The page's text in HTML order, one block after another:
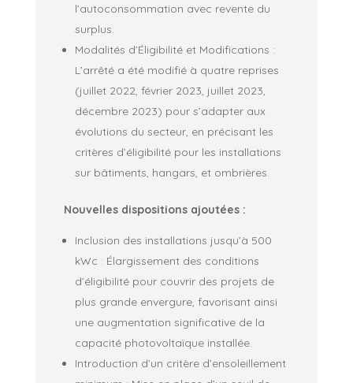
l’autoconsommation avec revente du
surplus.
Modalités d’Éligibilité et Modifications :
L’arrêté a été modifié à quatre reprises
(juillet 2022, février 2023, juillet 2023,
décembre 2023) pour s’adapter aux
évolutions du secteur, en précisant les
critères d’éligibilité pour les installations
sur bâtiments, hangars, et ombrières.
Nouvelles dispositions ajoutées :
Inclusion des installations jusqu’à 500
kWc : Élargissement des conditions
d’éligibilité pour couvrir des projets de
plus grande envergure, favorisant ainsi
une augmentation significative de la
capacité photovoltaïque installée.
Introduction d’un critère d’ensoleillement